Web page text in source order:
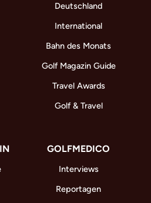
Deutschland
International
Bahn des Monats
Golf Magazin Guide
Travel Awards
Golf & Travel
GOLFMEDICO
Interviews
Reportagen